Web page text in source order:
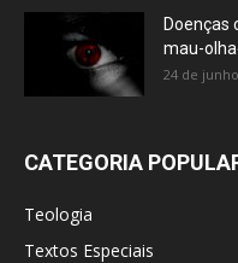
Doenças
mau-
24 de
CATEGORIA
Teologia
Textos Especiais